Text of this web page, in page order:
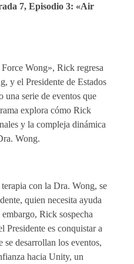
7, Episodio 3: «Air
Wong», Rick regresa
y el Presidente de Estados
una serie de eventos que
explora cómo Rick
y la compleja dinámica
Wong.
con la Dra. Wong, se
quien necesita ayuda
Rick sospecha
Presidente es conquistar a
desarrollan los eventos,
hacia Unity, un